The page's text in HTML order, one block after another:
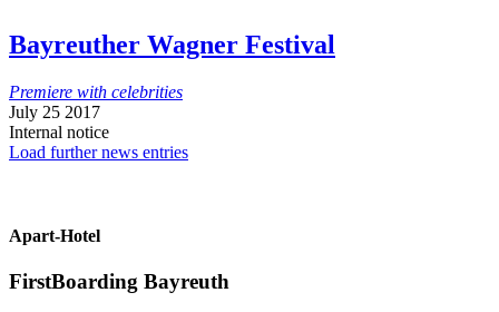
Bayreuther Wagner Festival
Premiere with celebrities
July 25 2017
Internal notice
Load further news entries
Apart-Hotel
FirstBoarding Bayreuth